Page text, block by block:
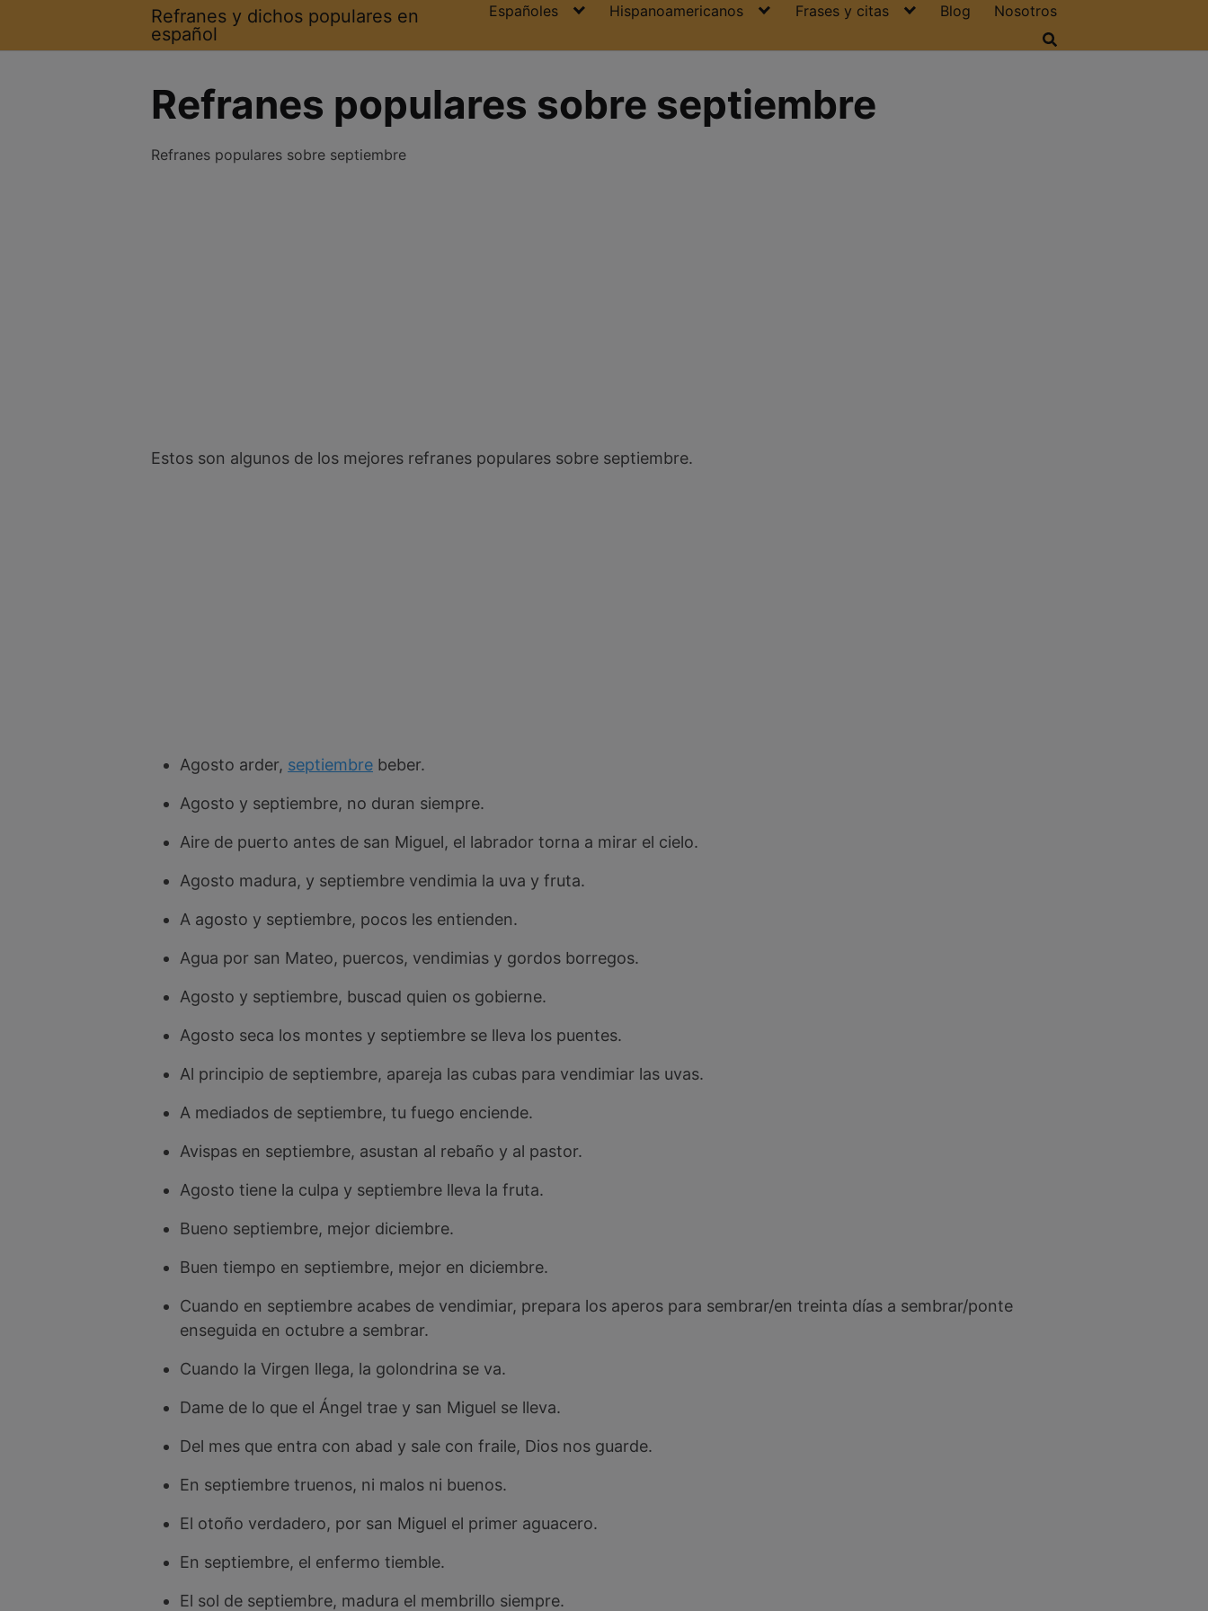
contenido
Refranes y dichos populares en
español
Españoles Hispanoamericanos Frases y citas Blog Nosotros
Refranes populares sobre septiembre
Refranes populares sobre septiembre
Estos son algunos de los mejores refranes populares sobre septiembre.
Agosto arder, septiembre beber.
Agosto y septiembre, no duran siempre.
Aire de puerto antes de san Miguel, el labrador torna a mirar el cielo.
Agosto madura, y septiembre vendimia la uva y fruta.
A agosto y septiembre, pocos les entienden.
Agua por san Mateo, puercos, vendimias y gordos borregos.
Agosto y septiembre, buscad quien os gobierne.
Agosto seca los montes y septiembre se lleva los puentes.
Al principio de septiembre, apareja las cubas para vendimiar las uvas.
A mediados de septiembre, tu fuego enciende.
Avispas en septiembre, asustan al rebaño y al pastor.
Agosto tiene la culpa y septiembre lleva la fruta.
Bueno septiembre, mejor diciembre.
Buen tiempo en septiembre, mejor en diciembre.
Cuando en septiembre acabes de vendimiar, prepara los aperos para sembrar/en treinta días a sembrar/ponte
enseguida en octubre a sembrar.
Cuando la Virgen llega, la golondrina se va.
Dame de lo que el Ángel trae y san Miguel se lleva.
Del mes que entra con abad y sale con fraile, Dios nos guarde.
En septiembre truenos, ni malos ni buenos.
El otoño verdadero, por san Miguel el primer aguacero.
En septiembre, el enfermo tiemble.
El sol de septiembre, madura el membrillo siempre.